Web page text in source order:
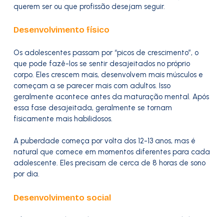
querem ser ou que profissão desejam seguir.
Desenvolvimento físico
Os adolescentes passam por “picos de crescimento”, o
que pode fazê-los se sentir desajeitados no próprio
corpo. Eles crescem mais, desenvolvem mais músculos e
começam a se parecer mais com adultos. Isso
geralmente acontece antes da maturação mental. Após
essa fase desajeitada, geralmente se tornam
fisicamente mais habilidosos.
A puberdade começa por volta dos 12-13 anos, mas é
natural que comece em momentos diferentes para cada
adolescente. Eles precisam de cerca de 8 horas de sono
por dia.
Desenvolvimento social